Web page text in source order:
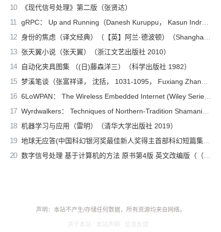
10 《现代信号处理》第二版（张贤达）
11 gRPC： Up and Running（Danesh Kuruppu， Kasun Indrasiri）（O’Reilly Media 2020）
12 身份的焦虑（译文经典）（【英】阿兰·德波顿）（Shanghai Translation Publishing House 2018）
13 张天翼小说（张天翼）（浙江文艺出版社 2010）
14 自动化夹具图集 （(日)藤森洋三）（科学出版社 1982）
15 梦溪笔谈（张富祥译， 沈括， 1031-1095， Fuxiang Zhang）（北京：中华书局 2009）
16 6LoWPAN： The Wireless Embedded Internet (Wiley Series on Communications Networking & Distributed Systems)（Zach Shelby， Carsten Bormann）（Wiley 2010）
17 Wyrdwalkers： Techniques of Northern-Tradition Shamanism（Raven Kaldera）（2013）
18 机器学习与应用（雷明）（清华大学出版社 2019）
19 地球无应答(中国科幻银河奖最佳新人奖得主首部科幻短篇集！改良基因会不会带来灾难？置身未来，看时间空间合伙变魔术！)（王诺诺 [王诺诺]）（湖南文艺出版社 2019）
20 数字信号处理 基于计算机的方法 原书第4版 英文改编版（（美）桑吉特·米特拉著；阔永红改编）（北京：电子工业出版社 2011）
声明：本站不产生/存储任何数据，所有资源均来自网络。
关于本站 本站声明 信息反馈